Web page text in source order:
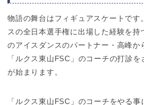
物語の舞台はフィギュアスケートです
スの全日本選手権に出場した経験を持
のアイスダンスのパートナー・高峰か
「ルクス東山FSC」のコーチの打診
が始まります。
「ルクス東山FSC」のコーチをやる